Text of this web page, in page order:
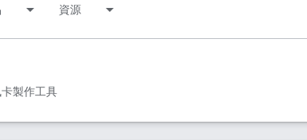
資源
製作工具